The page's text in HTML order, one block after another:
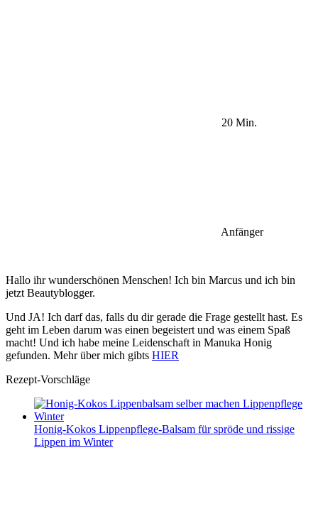
20 Min.
Anfänger
Hallo ihr wunderschönen Menschen! Ich bin Marcus und ich bin
jetzt Beautyblogger.
Und JA! Ich darf das, falls du dir gerade die Frage gestellt hast. Es
geht im Leben darum was einen begeistert und was einem Spaß
macht! Und ich habe meine Leidenschaft in Manuka Honig
gefunden. Mehr über mich gibts HIER
Rezept-Vorschläge
Honig-Kokos Lippenpflege-Balsam für spröde und rissige
Lippen im Winter